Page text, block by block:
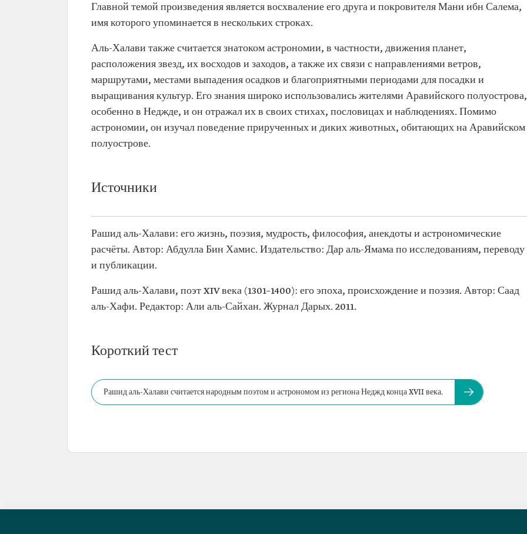
Главной темой произведения является восхваление его друга и покровителя Мани ибн Салема,
имя которого упоминается в нескольких строках.
Аль-Халави также считается знатоком астрономии, в частности, движения планет,
расположения звезд, их восходов и заходов, а также их связи с направлениями ветров,
маршрутами, местами выпадения осадков и благоприятными периодами для посадки и
выращивания культур. Его знания широко использовались жителями Аравийского полуострова,
особенно в Неджде, и он отражал их в своих стихах, пословицах и наблюдениях. Помимо
астрономии, он изучал поведение прирученных и диких животных, обитающих на Аравийском
полуострове.
Источники
Рашид аль-Халави: его жизнь, поэзия, мудрость, философия, анекдоты и астрономические
расчёты. Автор: Абдулла Бин Хамис. Издательство: Дар аль-Ямама по исследованиям, переводу
и публикации.
Рашид аль-Халави, поэт XIV века (1301–1400): его эпоха, происхождение и поэзия. Автор: Саад
аль-Хафи. Редактор: Али аль-Сайхан. Журнал Дарых. 2011.
Короткий тест
Рашид аль-Халави считается народным поэтом и астрономом из региона Неджд конца XVII века.